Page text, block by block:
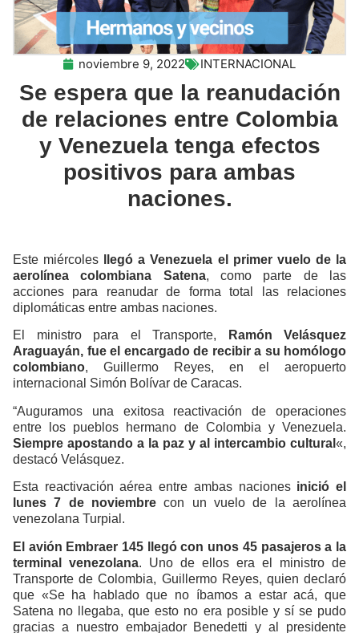
noviembre 9, 2022 INTERNACIONAL
Se espera que la reanudación
de relaciones entre Colombia
y Venezuela tenga efectos
positivos para ambas
naciones.
Este miércoles
llegó a Venezuela el primer vuelo de la
aerolínea colombiana Satena, como parte de las
acciones para reanudar de forma total las relaciones
diplomáticas entre ambas naciones.
El ministro para el Transporte,
Ramón Velásquez
Araguayán, fue el encargado de recibir a su homólogo
colombiano, Guillermo Reyes, en el aeropuerto
internacional Simón Bolívar de Caracas.
“Auguramos una exitosa reactivación de operaciones
entre los pueblos hermano de Colombia y Venezuela.
Siempre apostando a la paz y al intercambio cultural «,
destacó Velásquez.
Esta reactivación aérea entre ambas naciones inició el
lunes 7 de noviembre con un vuelo de la aerolínea
venezolana Turpial.
El avión Embraer 145 llegó con unos 45 pasajeros a la
terminal venezolana. Uno de ellos era el ministro de
Transporte de Colombia, Guillermo Reyes, quien declaró
que «Se ha hablado que no íbamos a estar acá, que
Satena no llegaba, que esto no era posible y sí se pudo
gracias a nuestro embajador Benedetti y al presidente